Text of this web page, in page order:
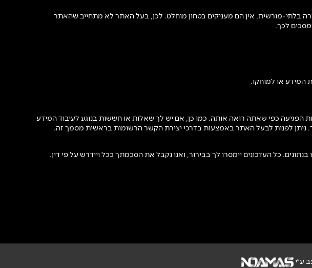
בלתי-מורשית, אין הם מעניקים בטחון מוחלט. לכן, בעל האתר לא מתחייב שהאתר
לכך.
המידע או למוחקו.
הפגיעה כפי שאתה רואה אותה. כמו כן, אם יש לך שאלות או חששות בנוגע לעיבוד המידע
ניתן לפנות לבעל האתר באמצעות בדרכי יצירת הקשר הרשומות בראשית מסמך זה.
כל העדכונים יימסרו לך בבירור, ואנו נקבל את הסכמתך ככל ויידרש על פי דין.
ע״י